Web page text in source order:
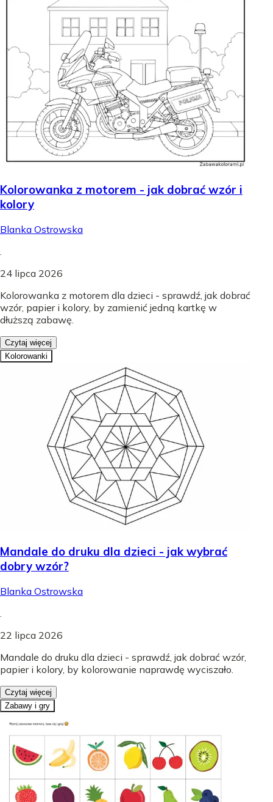
Kolorowanka z motorem - jak dobrać wzór i
kolory
Blanka Ostrowska
24 lipca 2026
Kolorowanka z motorem dla dzieci - sprawdź, jak dobrać
wzór, papier i kolory, by zamienić jedną kartkę w
dłuższą zabawę.
Czytaj więcej
Kolorowanki
Mandale do druku dla dzieci - jak wybrać
dobry wzór?
Blanka Ostrowska
22 lipca 2026
Mandale do druku dla dzieci - sprawdź, jak dobrać wzór,
papier i kolory, by kolorowanie naprawdę wyciszało.
Czytaj więcej
Zabawy i gry